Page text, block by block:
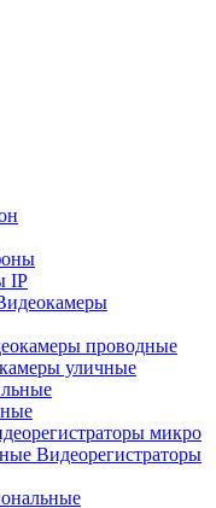
IP
проводные
уличные
микро
Видеорегистраторы